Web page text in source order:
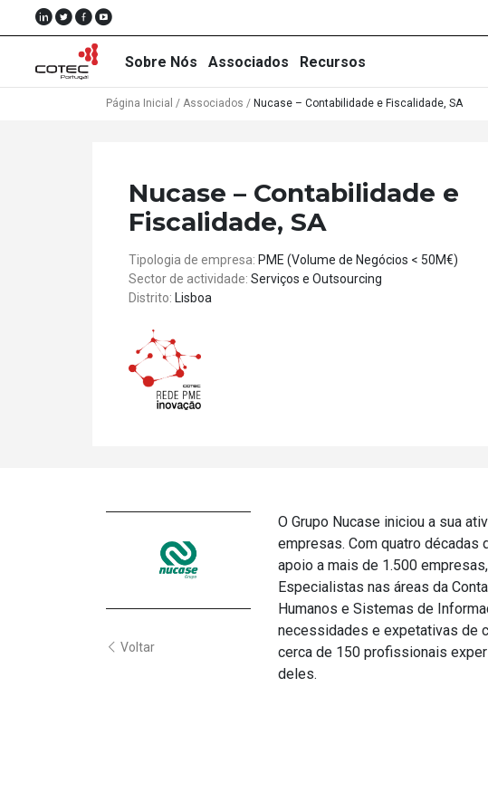
Sobre Nós Associados Recursos
Página Inicial / Associados / Nucase – Contabilidade e Fiscalidade, SA
Nucase – Contabilidade e
Fiscalidade, SA
Tipologia de empresa: PME (Volume de Negócios < 50M€)
Sector de actividade: Serviços e Outsourcing
Distrito: Lisboa
Voltar
O Grupo Nucase iniciou a sua
empresas. Com quatro décadas
apoio a mais de 1.500
Especialistas nas áreas da
Humanos e Sistemas de
necessidades e expetativas de
cerca de 150 profissionais
deles.